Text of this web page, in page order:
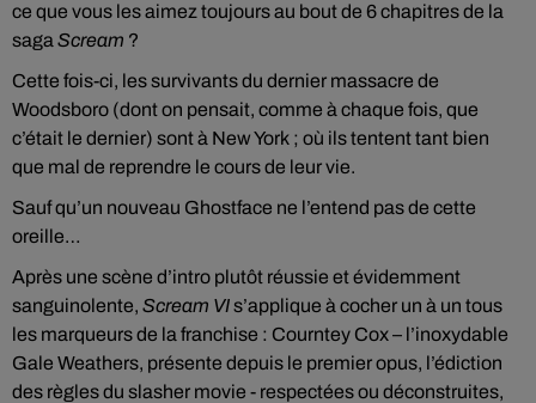
ce que vous les aimez toujours au bout de 6 chapitres de la
saga Scream ?
Cette fois-ci, les survivants du dernier massacre de
Woodsboro (dont on pensait, comme à chaque fois, que
c’était le dernier) sont à New York ; où ils tentent tant bien
que mal de reprendre le cours de leur vie.
Sauf qu’un nouveau Ghostface ne l’entend pas de cette
oreille…
Après une scène d’intro plutôt réussie et évidemment
sanguinolente, Scream VIs’applique à cocher un à un tous
les marqueurs de la franchise : Courntey Cox – l’inoxydable
Gale Weathers, présente depuis le premier opus, l’édiction
des règles du slasher movie - respectées ou déconstruites,